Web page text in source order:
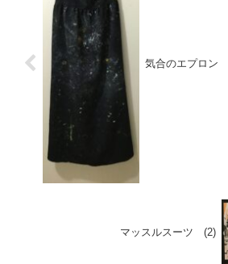
気合のエプロン
マッスルスーツ (2)